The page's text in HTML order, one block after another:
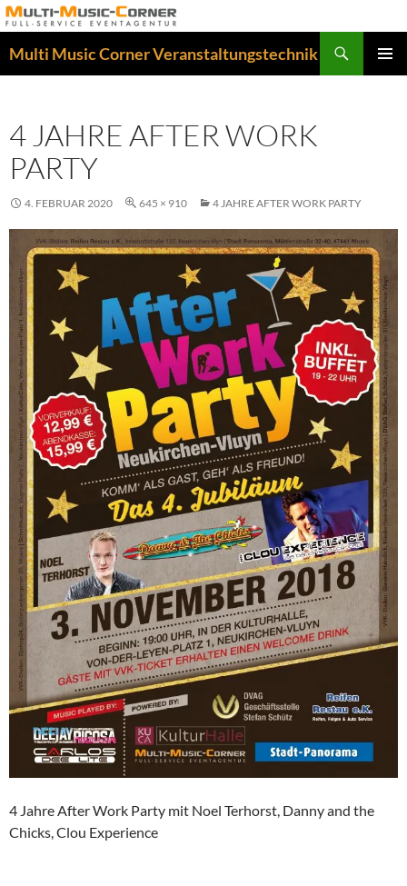
Zum
Inhalt
springen
Multi Music Corner Veranstaltungstechnik
4 JAHRE AFTER WORK
PARTY
4. FEBRUAR 2020 645 × 910 4 JAHRE AFTER WORK PARTY
4 Jahre After Work Party mit Noel Terhorst, Danny and the
Chicks, Clou Experience